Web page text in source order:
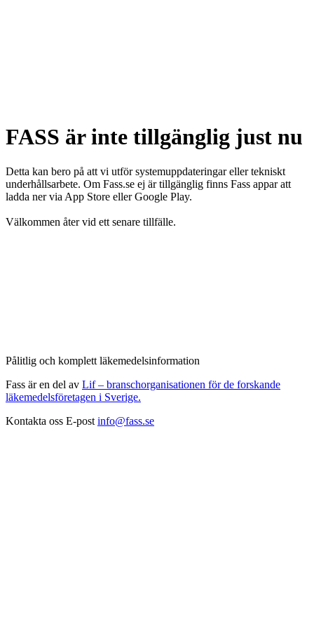
FASS är inte tillgänglig just nu
Detta kan bero på att vi utför systemuppdateringar eller tekniskt
underhållsarbete. Om Fass.se ej är tillgänglig finns Fass appar att
ladda ner via App Store eller Google Play.
Välkommen åter vid ett senare tillfälle.
Pålitlig och komplett läkemedelsinformation
Fass är en del av Lif – branschorganisationen för de forskande
läkemedelsföretagen i Sverige.
Kontakta oss E-post info@fass.se